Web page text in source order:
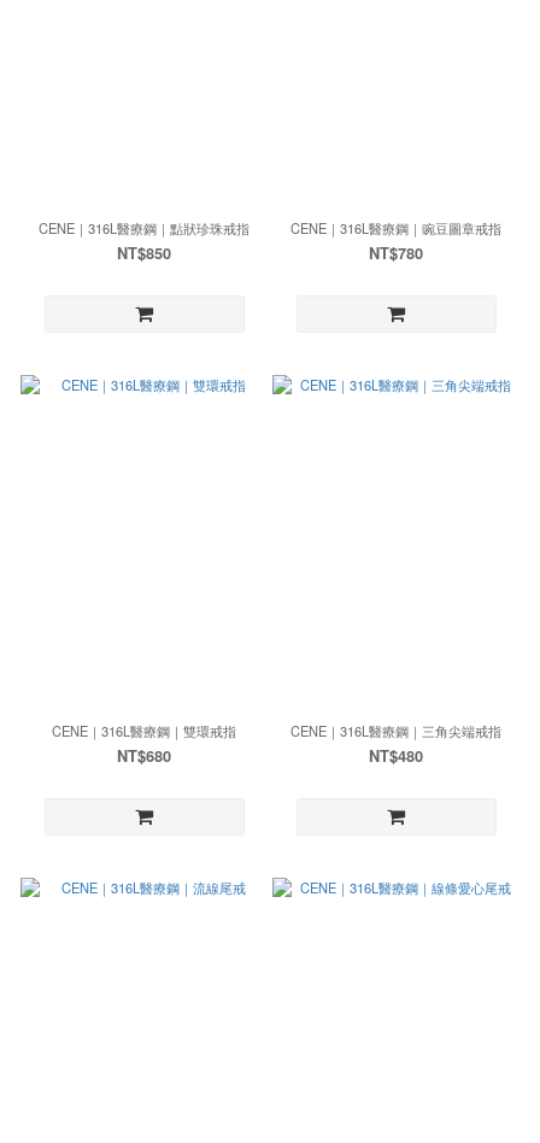
CENE｜316L醫療鋼｜點狀珍珠戒指
NT$850
CENE｜316L醫療鋼｜豌豆圖章戒指
NT$780
CENE｜316L醫療鋼｜雙環戒指
NT$680
CENE｜316L醫療鋼｜三角尖端戒指
NT$480